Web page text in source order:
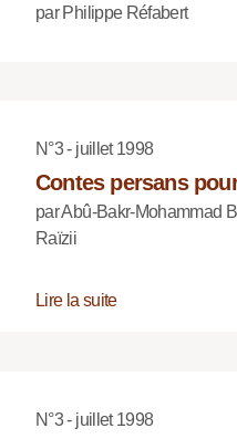
par Philippe Réfabert
N°3 - juillet 1998
Contes persans
par Abû-Bakr-Mohammad
Raïzii
Lire la suite
N°3 - juillet 1998